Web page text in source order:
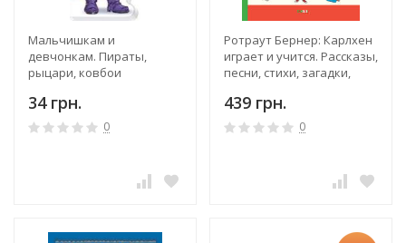
Мальчишкам и
девчонкам. Пираты,
рыцари, ковбои
34 грн.
0
Ротраут Бернер: Карлхен
играет и учится. Рассказы,
песни, стихи, загадки,
рецепты на каждый день
439 грн.
0